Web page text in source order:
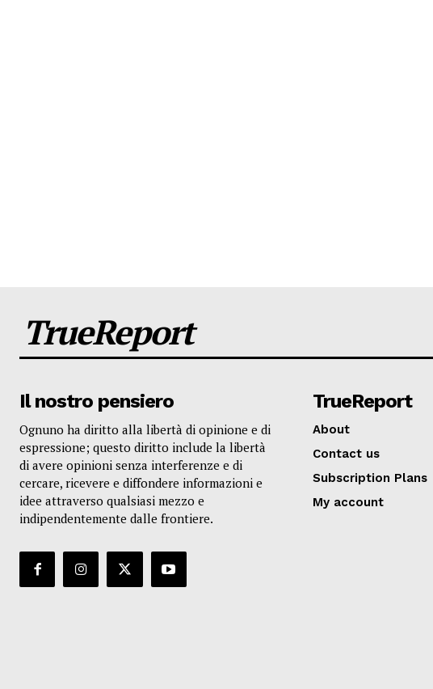
TrueReport
Il nostro pensiero
Ognuno ha diritto alla libertà di opinione e di
espressione; questo diritto include la libertà
di avere opinioni senza interferenze e di
cercare, ricevere e diffondere informazioni e
idee attraverso qualsiasi mezzo e
indipendentemente dalle frontiere.
TrueReport
About
Contact us
Subscription Plans
My account